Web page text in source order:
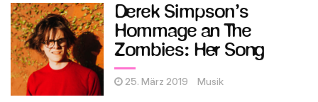
Derek Simpson’s
Hommage an The
Zombies: Her Song
25. März 2019 Musik